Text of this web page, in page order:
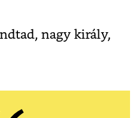
nagy király,